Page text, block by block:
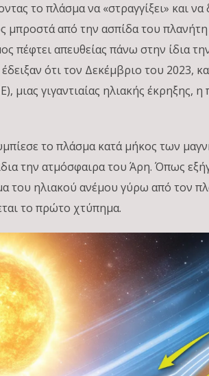
το πλάσμα να «στραγγίξει» και
μπροστά από την ασπίδα του
πέφτει απευθείας πάνω στην ίδια
ότι τον Δεκέμβριο του 2023,
μιας γιγαντιαίας ηλιακής έκρηξης,
το πλάσμα κατά μήκος των
την ατμόσφαιρα του Άρη. Όπως
του ηλιακού ανέμου γύρω από τον
το πρώτο χτύπημα.